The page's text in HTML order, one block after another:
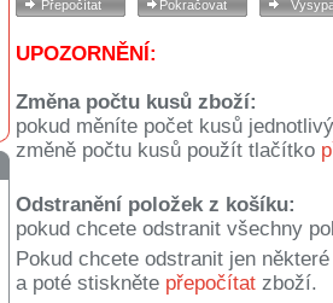
UPOZORNĚNÍ:
Změna počtu kusů zboží:
pokud měníte počet kusů
změně počtu kusů použít tlačítko
Odstranění položek z košíku:
pokud chcete odstranit všechny
Pokud chcete odstranit jen
a poté stiskněte přepočítat zboží.